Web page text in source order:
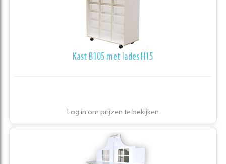
Kast B105 met lades H15
Log in om prijzen te bekijken